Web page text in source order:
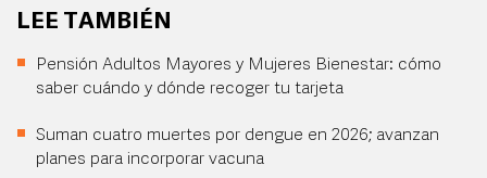
LEE TAMBIÉN
Pensión Adultos Mayores y Mujeres Bienestar: cómo
saber cuándo y dónde recoger tu tarjeta
Suman cuatro muertes por dengue en 2026; avanzan
planes para incorporar vacuna